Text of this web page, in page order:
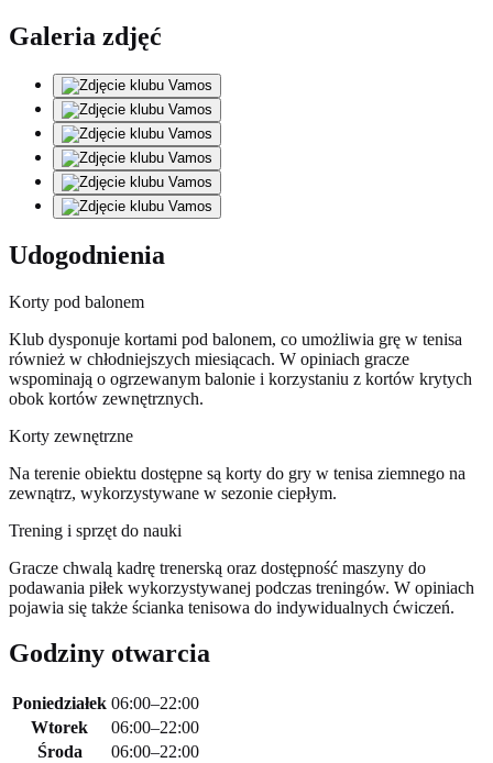
Galeria zdjęć
Udogodnienia
Korty pod balonem
Klub dysponuje kortami pod balonem, co umożliwia grę w tenisa
również w chłodniejszych miesiącach. W opiniach gracze
wspominają o ogrzewanym balonie i korzystaniu z kortów krytych
obok kortów zewnętrznych.
Korty zewnętrzne
Na terenie obiektu dostępne są korty do gry w tenisa ziemnego na
zewnątrz, wykorzystywane w sezonie ciepłym.
Trening i sprzęt do nauki
Gracze chwalą kadrę trenerską oraz dostępność maszyny do
podawania piłek wykorzystywanej podczas treningów. W opiniach
pojawia się także ścianka tenisowa do indywidualnych ćwiczeń.
Godziny otwarcia
Poniedziałek 06:00–22:00
Wtorek
06:00–22:00
Środa
06:00–22:00